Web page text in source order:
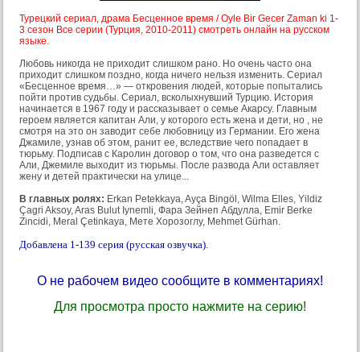
Турецкий сериал, драма Бесценное время / Oyle Bir Gecer Zaman ki 1-
3 сезон Все серии (Турция, 2010-2011) смотреть онлайн на русском
языке.
Любовь никогда не приходит слишком рано. Но очень часто она
приходит слишком поздно, когда ничего нельзя изменить. Сериал
«Бесценное время…» — откровения людей, которые попытались
пойти против судьбы. Сериал, всколыхнувший Турцию. История
начинается в 1967 году и рассказывает о семье Акарсу. Главным
героем является капитан Али, у которого есть жена и дети, но , не
смотря на это он заводит себе любовницу из Германии. Его жена
Джамиле, узнав об этом, ранит ее, вследствие чего попадает в
тюрьму. Подписав с Каролин договор о том, что она разведется с
Али, Джемиле выходит из тюрьмы. После развода Али оставляет
жену и детей практически на улице...
В главных ролях: Erkan Petekkaya, Ayça Bingöl, Wilma Elles, Yildiz
Çagri Aksoy, Aras Bulut Iynemli, Фара Зейнеп Абдулла, Emir Berke
Zincidi, Meral Çetinkaya, Мете Хорозоглу, Mehmet Gürhan.
Добавлена 1-139 серия (русская озвучка).
О не рабочем видео сообщите в комментариях!
Для просмотра просто нажмите на серию!